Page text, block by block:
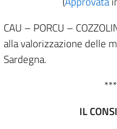
CAU – PORCU –
alla valorizzazione delle
Sardegna.
IL